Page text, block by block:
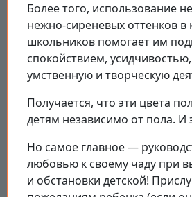
Более того, использование
нежно-сиреневых оттенков в
школьников помогает им
спокойствием,
умственную и творческую
Получается, что эти цвета
детям независимо от пола. И
Но самое главное —
любовью к своему чаду при
и обстановки детской!